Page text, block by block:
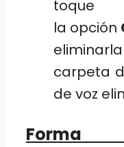
la opción
carpeta
de voz